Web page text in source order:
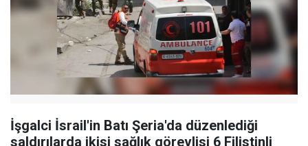
İşgalci İsrail'in Batı Şeria'da düzenlediği
saldırılarda ikisi sağlık görevlisi 6 Filistinli